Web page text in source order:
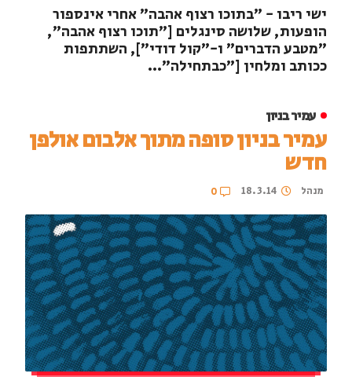
ישי ריבו - "בתוכו רצוף אהבה" אחרי אינספור
הופעות, שלושה סינגלים ["תוכו רצוף אהבה",
"מטבע הדברים" ו-"קול דודי"], השתתפות
ככותב ומלחין ["כבתחילה"...
עמיר בניון
עמיר בניון סופה מתוך אלבום אולפן
חדש
מנהל 18.3.14
0